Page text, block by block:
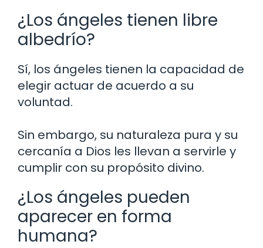
¿Los ángeles tienen libre
albedrío?
Sí, los ángeles tienen la capacidad de
elegir actuar de acuerdo a su
voluntad.
Sin embargo, su naturaleza pura y su
cercanía a Dios les llevan a servirle y
cumplir con su propósito divino.
¿Los ángeles pueden
aparecer en forma
humana?